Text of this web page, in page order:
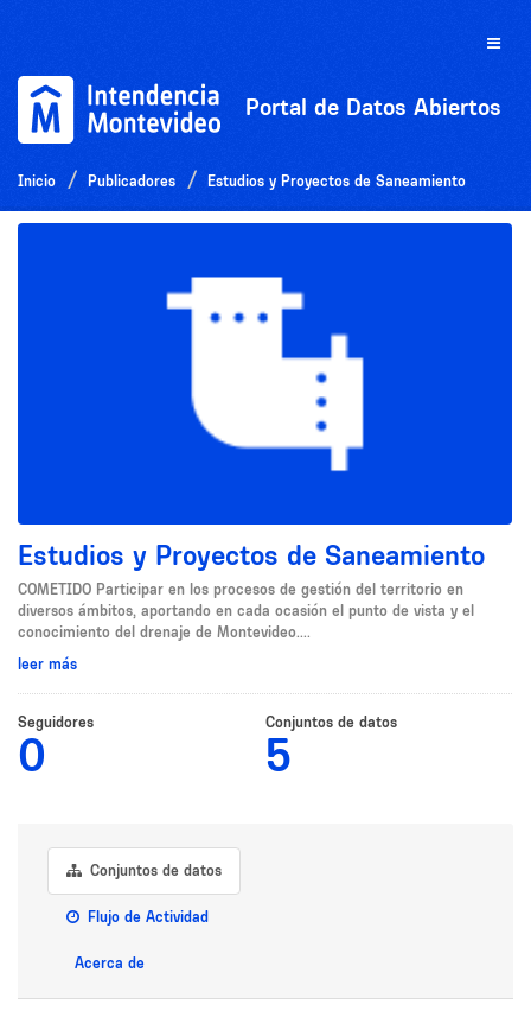
Toggle
Portal de Datos Abiertos
Inicio Publicadores Estudios y Proyectos de Saneamiento
Estudios y Proyectos de Saneamiento
COMETIDO Participar en los procesos de gestión del territorio en
diversos ámbitos, aportando en cada ocasión el punto de vista y el
conocimiento del drenaje de Montevideo....
leer más
Seguidores
0
Conjuntos de datos
5
Conjuntos de datos
Flujo de Actividad
Acerca de